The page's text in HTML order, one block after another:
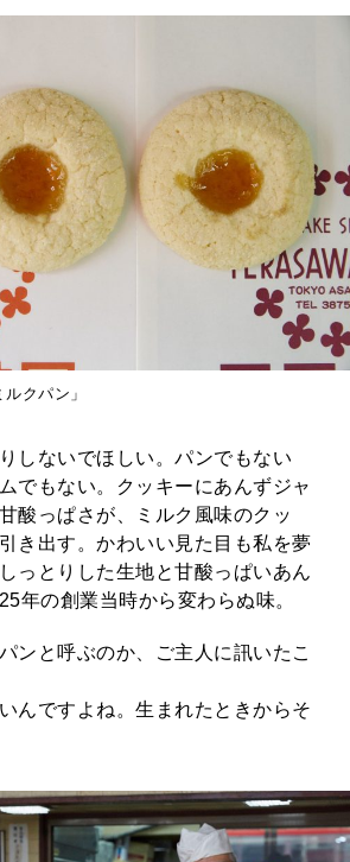
クパン」
しないでほしい。パンでもない
でもない。クッキーにあんずジャ
酸っぱさが、ミルク風味のクッ
き出す。かわいい見た目も私を夢
っとりした生地と甘酸っぱいあん
年の創業当時から変わらぬ味。
ンと呼ぶのか、ご主人に訊いたこ
んですよね。生まれたときからそ